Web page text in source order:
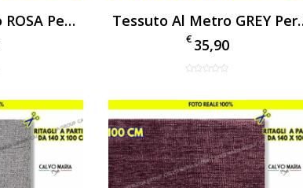
Tessuto Al Metro ROSA Per Tappezzeria Arredo Vellutino Per Divani E Poltrone
Tessuto Al Metro GREY
35,90
€